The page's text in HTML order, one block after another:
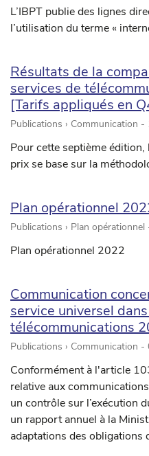
L’IBPT publie des lignes
l’utilisation du terme «
Résultats de la
services de
[Tarifs appliqués en
Publications › Communication -
Pour cette septième
prix se base sur la
Plan opérationnel
Publications › Plan opérationnel
Plan opérationnel 2022
Communication
service universel
télécommunications
Publications › Communication -
Conformément à l'article
relative aux
un contrôle sur l’exécution
un rapport annuel à la
adaptations des obligations